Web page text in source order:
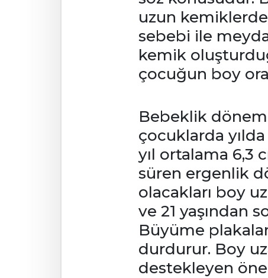
uzun
sebebi ile
kemik
çocuğun boy
Bebeklik
çocuklarda
yıl ortalama 6,3
süren ergenlik
olacakları boy
ve 21 yaşından
Büyüme
durdurur. Boy
destekleyen